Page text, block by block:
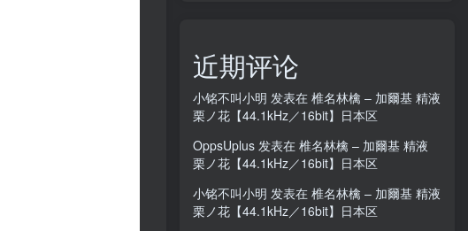
近期评论
小铭不叫小明 发表在 椎名林檎 – 加爾基 精液
栗ノ花【44.1kHz／16bit】日本区
OppsUplus 发表在 椎名林檎 – 加爾基 精液
栗ノ花【44.1kHz／16bit】日本区
小铭不叫小明 发表在 椎名林檎 – 加爾基 精液
栗ノ花【44.1kHz／16bit】日本区